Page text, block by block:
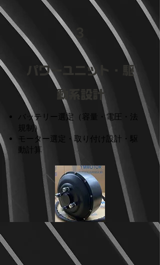
3
パワーユニット・駆
動系設計
バッテリー選定（容量・電圧・法
規制）
モーター選定・取り付け設計・駆
動計算